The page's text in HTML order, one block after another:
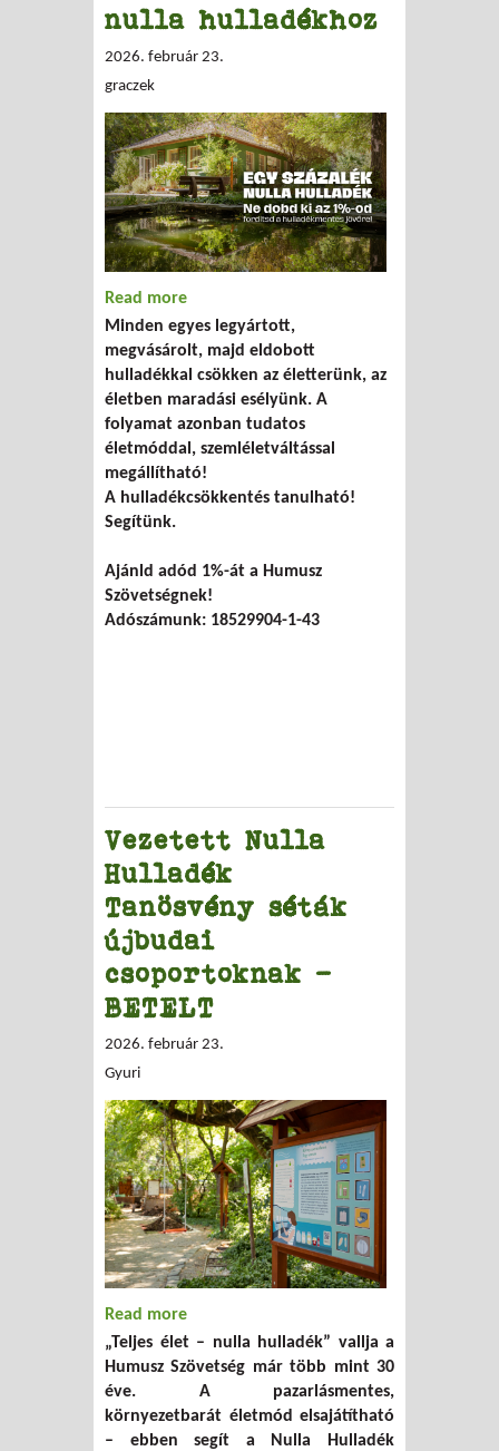
nulla hulladékhoz
2026. február 23.
graczek
Read more
hulladékhoz
Minden egyes legyártott,
megvásárolt, majd eldobott
hulladékkal csökken az életterünk, az
életben maradási esélyünk. A
folyamat azonban tudatos
életmóddal, szemléletváltással
megállítható!
A hulladékcsökkentés tanulható!
Segítünk.
Ajánld adód 1%-át a Humusz
Szövetségnek!
Adószámunk: 18529904-1-43
Vezetett Nulla
Hulladék
Tanösvény séták
újbudai
csoportoknak –
BETELT
2026. február 23.
Gyuri
Read more
séták újbudai csoportoknak – BETELT
„Teljes élet – nulla hulladék” vallja a
Humusz Szövetség már több mint 30
éve. A pazarlásmentes,
környezetbarát életmód elsajátítható
– ebben segít a Nulla Hulladék